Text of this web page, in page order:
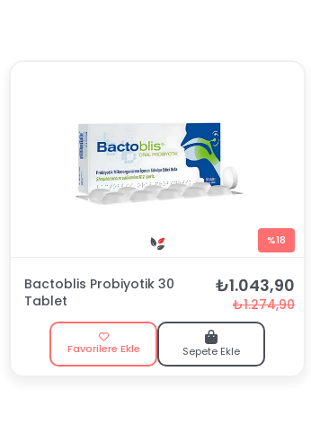
%18
Bactoblis Probiyotik 30
Tablet
₺1.043,90
₺1.274,90
Favorilere Ekle Sepete Ekle